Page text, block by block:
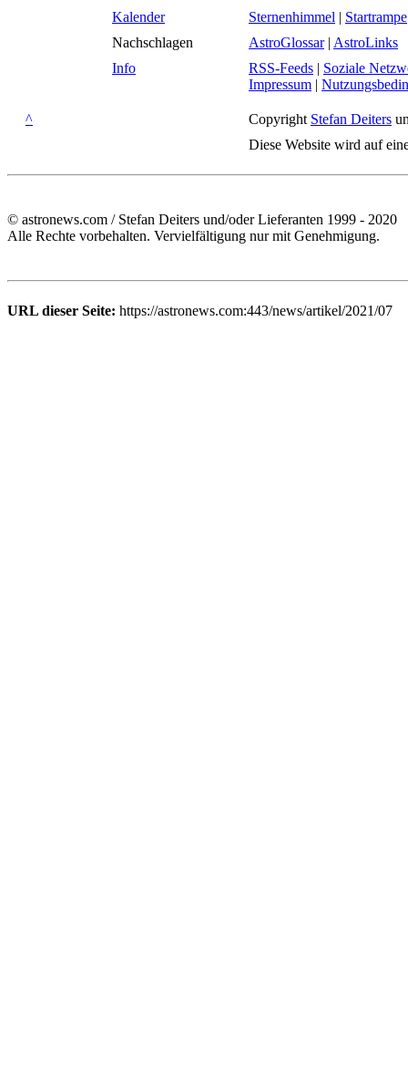
Kalender
Sternenhimmel | Startrampe
Nachschlagen
AstroGlossar| AstroLinks
Info
RSS-Feeds | Soziale
Impressum |
^ Copyright Stefan Deiters
Diese Website wird auf
© astronews.com / Stefan Deiters und/oder Lieferanten 1999 - 2020
Alle Rechte vorbehalten. Vervielfältigung nur mit Genehmigung.
URL dieser Seite: https://astronews.com:443/news/artikel/2021/07